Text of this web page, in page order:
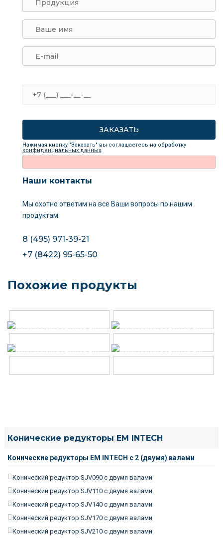
Нажимая кнопку "Заказать" вы соглашаетесь на обработку
конфиденциальных данных.
Наши контакты
Мы охотно ответим на все Ваши вопросы по нашим
продуктам.
8 (495) 971-39-21
+7 (8422) 95-65-50
Похожие продукты
Конические редукторы EM INTECH
Конические редукторы EM INTECH с 2 (двумя) валами
Конический редуктор SJV090 с двумя валами
Конический редуктор SJV110 с двумя валами
Конический редуктор SJV140 с двумя валами
Конический редуктор SJV170 с двумя валами
Конический редуктор SJV210 с двумя валами